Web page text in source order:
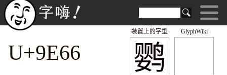
GlyphWiki
鹦
裝置上的字型
U+9E66